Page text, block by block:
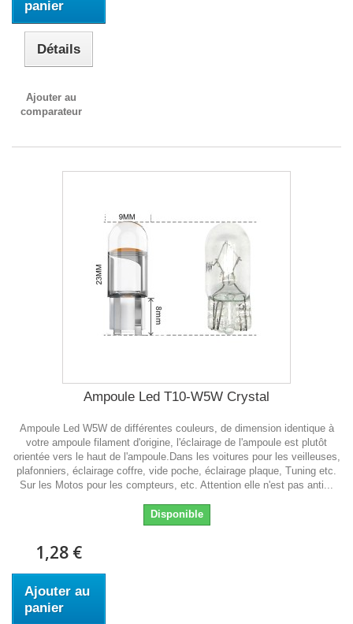
panier
Détails
Ajouter au
comparateur
Ampoule Led T10-W5W Crystal
Ampoule Led W5W de différentes couleurs, de dimension identique à
votre ampoule filament d'origine, l'éclairage de l'ampoule est plutôt
orientée vers le haut de l'ampoule.Dans les voitures pour les veilleuses,
plafonniers, éclairage coffre, vide poche, éclairage plaque, Tuning etc.
Sur les Motos pour les compteurs, etc. Attention elle n'est pas anti...
Disponible
1,28 €
Ajouter au
panier